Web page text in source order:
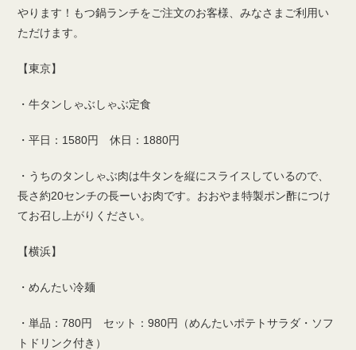
やります！もつ鍋ランチをご注文のお客様、みなさまご利用い
ただけます。
【東京】
・牛タンしゃぶしゃぶ定食
・平日：1580円 休日：1880円
・うちのタンしゃぶ肉は牛タンを縦にスライスしているので、
長さ約20センチの長ーいお肉です。おおやま特製ポン酢につけ
てお召し上がりください。
【横浜】
・めんたい冷麺
・単品：780円 セット：980円（めんたいポテトサラダ・ソフ
トドリンク付き）